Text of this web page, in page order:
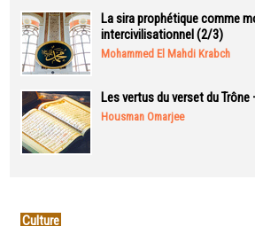
La sira prophétique comme
intercivilisationnel (2/3)
Mohammed El Mahdi Krabch
Les vertus du verset du
Housman Omarjee
Culture